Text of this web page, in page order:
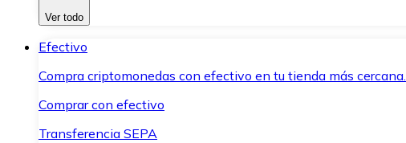
Ver todo
Efectivo
Compra criptomonedas con efectivo en tu tienda más cercana.
Comprar con efectivo
Transferencia SEPA